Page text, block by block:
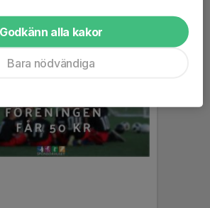
Godkänn alla kakor
Bara nödvändiga